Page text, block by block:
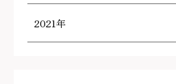
2021年